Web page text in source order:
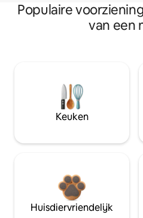
Populaire
van een
Keuken
Huisdiervriendelijk